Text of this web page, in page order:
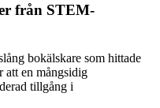
från STEM-
bokälskare som hittade
att en mångsidig
tillgång i